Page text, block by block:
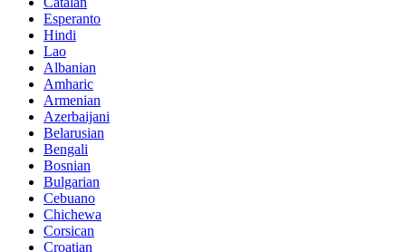
Esperanto
Hindi
Lao
Albanian
Amharic
Armenian
Azerbaijani
Belarusian
Bengali
Bosnian
Bulgarian
Cebuano
Chichewa
Corsican
Croatian